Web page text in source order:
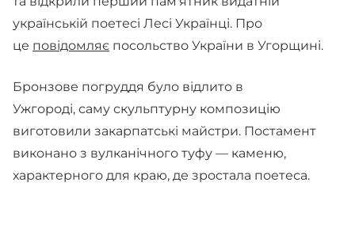
українській поетесі Лесі Українці. Про
це повідомляє посольство України в Угорщині.
Бронзове погруддя було відлито в
Ужгороді, саму скульптурну композицію
виготовили закарпатські майстри. Постамент
виконано з вулканічного туфу — каменю,
характерного для краю, де зростала поетеса.